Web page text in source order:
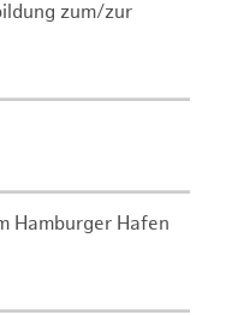
zum/zur
Hamburger Hafen